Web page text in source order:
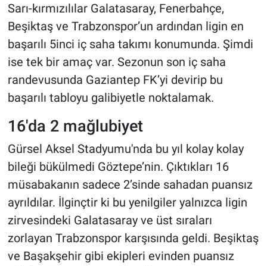
Sarı-kırmızılılar Galatasaray, Fenerbahçe,
Beşiktaş ve Trabzonspor’un ardından ligin en
başarılı 5inci iç saha takımı konumunda. Şimdi
ise tek bir amaç var. Sezonun son iç saha
randevusunda Gaziantep FK’yi devirip bu
başarılı tabloyu galibiyetle noktalamak.
16'da 2 mağlubiyet
Gürsel Aksel Stadyumu'nda bu yıl kolay kolay
bileği bükülmedi Göztepe’nin. Çıktıkları 16
müsabakanın sadece 2’sinde sahadan puansız
ayrıldılar. İlginçtir ki bu yenilgiler yalnızca ligin
zirvesindeki Galatasaray ve üst sıraları
zorlayan Trabzonspor karşısında geldi. Beşiktaş
ve Başakşehir gibi ekipleri evinden puansız